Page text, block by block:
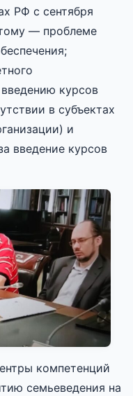
РФ с сентября
— проблеме
курсов
в субъектах
и
введение курсов
компетенций
семьеведения на